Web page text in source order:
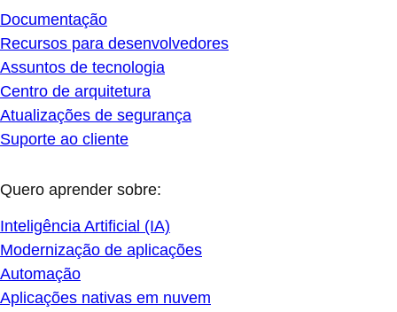
Documentação
Recursos para desenvolvedores
Assuntos de tecnologia
Centro de arquitetura
Atualizações de segurança
Suporte ao cliente
Quero aprender sobre:
Inteligência Artificial (IA)
Modernização de aplicações
Automação
Aplicações nativas em nuvem